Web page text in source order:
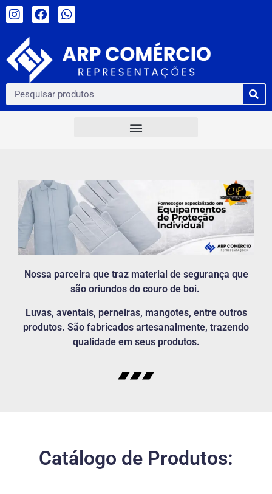
Nossa parceira que traz material de segurança que
são oriundos do couro de boi.
Luvas, aventais, perneiras, mangotes, entre outros
produtos. São fabricados artesanalmente, trazendo
qualidade em seus produtos.
Catálogo de Produtos: